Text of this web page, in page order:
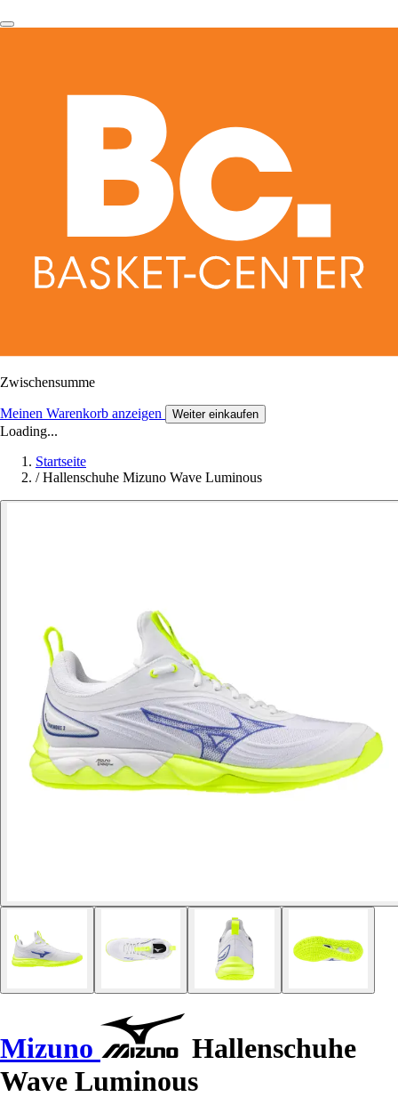
Zwischensumme
Meinen Warenkorb anzeigen Weiter einkaufen
Loading...
Startseite
/ Hallenschuhe Mizuno Wave Luminous
Mizuno
Hallenschuhe
Wave Luminous